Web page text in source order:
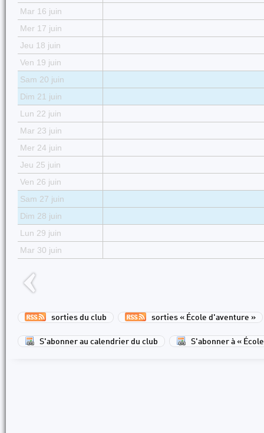
Mar 16 juin
Mer 17 juin
Jeu 18 juin
Ven 19 juin
Sam 20 juin
Dim 21 juin
Lun 22 juin
Mar 23 juin
Mer 24 juin
Jeu 25 juin
Ven 26 juin
Sam 27 juin
Dim 28 juin
Lun 29 juin
Mar 30 juin
sorties du club sorties « École d'aventure »
S'abonner au calendrier du club S'abonner à «